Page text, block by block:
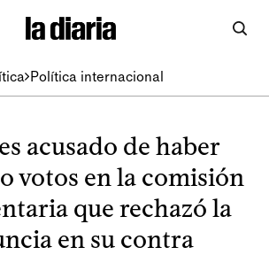
Política internacional
acusado de haber
votos en la comisión
que rechazó la
en su contra